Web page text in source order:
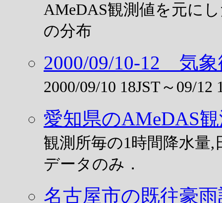
AMeDAS観測値を元に
の分布
2000/09/10-12 気
2000/09/10 18JST～09/
愛知県のAMeDAS
観測所毎の1時間降水量
データのみ．
名古屋市の既往豪